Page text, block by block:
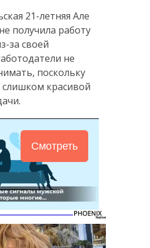
21-летняя Але
получила работу
за своей
не
поскольку
слишком красивой
Смотреть